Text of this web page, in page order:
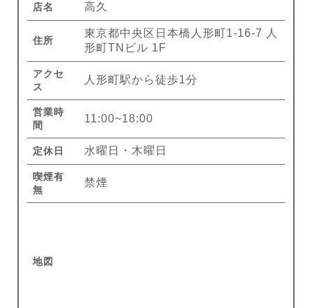
店名 高久
住所
東京都中央区日本橋人形町1-16-7 人
形町TNビル 1F
アクセ
ス
人形町駅から徒歩1分
営業時
間
11:00~18:00
定休日 水曜日・木曜日
喫煙有
無
禁煙
地図